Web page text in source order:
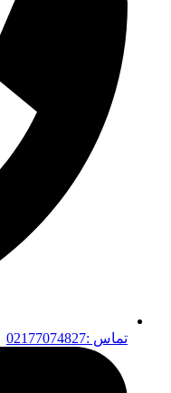
تماس :02177074827